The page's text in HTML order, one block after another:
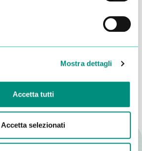
Mostra dettagli
Accetta tutti
Accetta selezionati
la
e acconsento al